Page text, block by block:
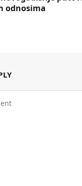
odnosima